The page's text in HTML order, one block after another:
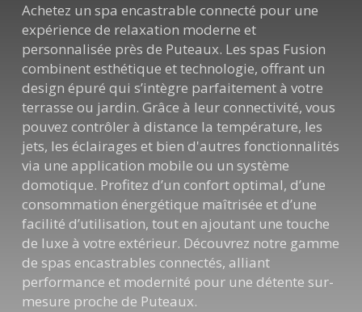
Achetez un spa encastrable connecté pour une
expérience de relaxation moderne et
personnalisée près de Puteaux. Les spas Fusion
combinent esthétique et technologie, offrant un
design épuré qui s’intègre parfaitement à votre
terrasse ou jardin. Grâce à leur connectivité, vous
pouvez contrôler à distance la température, les
jets, les éclairages et bien d'autres fonctionnalités
via une application mobile ou un système
domotique. Profitez d’un confort optimal, d’une
consommation énergétique maîtrisée et d’une
facilité d’utilisation, tout en ajoutant une touche
de luxe à votre extérieur. Découvrez notre gamme
de spas encastrables connectés, alliant
performance et modernité pour une détente sur-
mesure proche de Puteaux.